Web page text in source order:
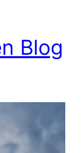
Blog